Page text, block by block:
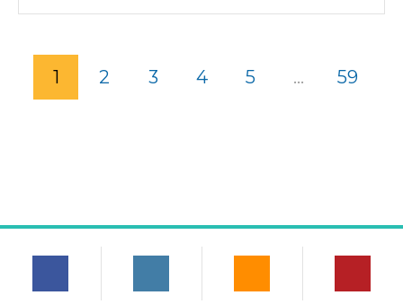
1 2 3 4 5 ... 59